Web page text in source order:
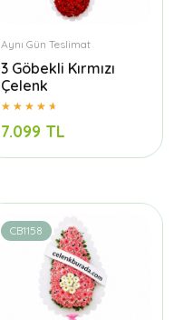
Aynı Gün Teslimat
3 Göbekli Kırmızı
Çelenk
7.099 TL
CB1158